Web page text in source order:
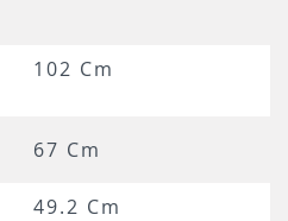
102 Cm
67 Cm
49.2 Cm